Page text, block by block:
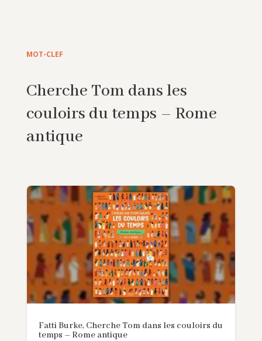
MOT-CLEF
Cherche Tom dans les
couloirs du temps – Rome
antique
Fatti Burke, Cherche Tom dans les couloirs du
temps – Rome antique